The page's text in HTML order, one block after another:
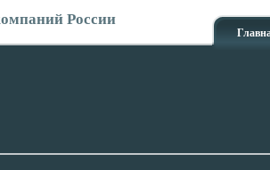
России